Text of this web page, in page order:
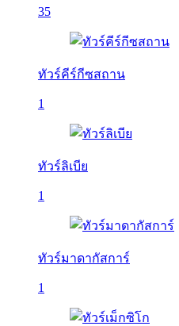
35
ทัวร์คีร์กีซสถาน
1
ทัวร์ลิเบีย
1
ทัวร์มาดากัสการ์
1